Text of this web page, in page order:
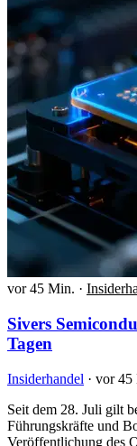
vor 45 Min. ·
Sivers
Tagen
Insiderhandel · vor 45
Seit dem 28. Juli gilt
Führungskräfte und
Veröffentlichung des